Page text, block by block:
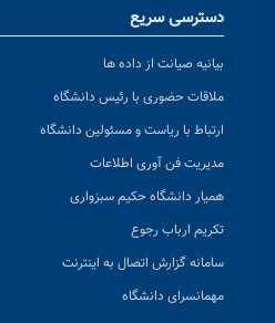
دسترسی سریع
بیانیه صیانت از داده ها
ملاقات حضوری با رئیس دانشگاه
ارتباط با ریاست و مسئولین دانشگاه
مدیریت فن آوری اطلاعات
همیار دانشگاه حکیم سبزواری
تکریم ارباب رجوع
سامانه گزارش اتصال به اینترنت
مهمانسرای دانشگاه